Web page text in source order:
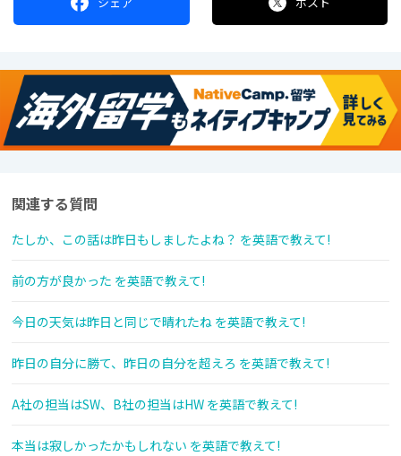
関連する質問
たしか、この話は昨日もしましたよね？ を英語で教えて!
前の方が良かった を英語で教えて!
今日の天気は昨日と同じで晴れたね を英語で教えて!
昨日の自分に勝て、昨日の自分を超えろ を英語で教えて!
A社の担当はSW、B社の担当はHW を英語で教えて!
本当は寂しかったかもしれない を英語で教えて!